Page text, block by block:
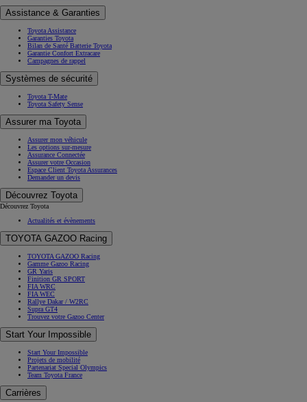
Assistance & Garanties
Toyota Assistance
Garanties Toyota
Bilan de Santé Batterie Toyota
Garantie Confort Extracare
Campagnes de rappel
Systèmes de sécurité
Toyota T-Mate
Toyota Safety Sense
Assurer ma Toyota
Assurer mon véhicule
Les options sur-mesure
Assurance Connectée
Assurer votre Occasion
Espace Client Toyota Assurances
Demander un devis
Découvrez Toyota
Découvrez Toyota
Actualités et évènements
TOYOTA GAZOO Racing
TOYOTA GAZOO Racing
Gamme Gazoo Racing
GR Yaris
Finition GR SPORT
FIA WRC
FIA WEC
Rallye Dakar / W2RC
Supra GT4
Trouvez votre Gazoo Center
Start Your Impossible
Start Your Impossible
Projets de mobilité
Partenariat Special Olympics
Team Toyota France
Carrières